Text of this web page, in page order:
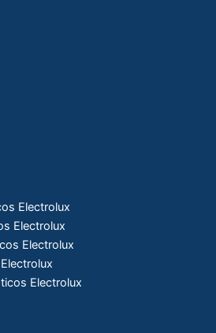
Electrolux
Electrolux
Electrolux
Electrolux